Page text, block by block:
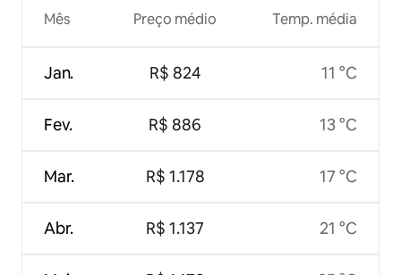
Mês
Jan.
Fev.
Mar.
Abr.
Preço médio
R$ 824
R$ 886
R$ 1.178
R$ 1.137
Temp. média
11 °C
13 °C
17 °C
21 °C